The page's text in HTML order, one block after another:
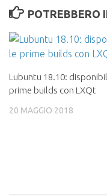
POTREBBERO
Lubuntu 18.10:
prime builds con LXQt
20 MAGGIO 2018